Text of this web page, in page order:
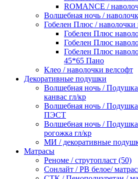
ROMANCE /
Волшебная ночь /
Гобелен Плюс / наволочки
Гобелен Плюс
Гобелен Плюс
Гобелен Плюс
45*65 Пано
Клео / наволочки велсофт
Декоративные подушки
Волшебная ночь /
канвас гл/кр
Волшебная ночь /
ПЭСТ
Волшебная ночь /
рогожка гл/кр
МИ / декоративные
Матрасы
Реноме / струтопласт (50)
Сонлайт / РВ белое/